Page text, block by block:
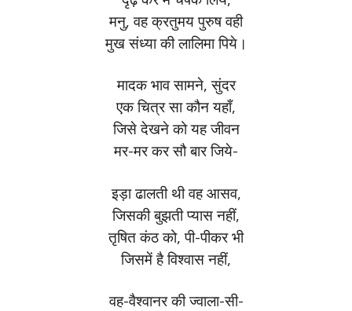
मनु, वह क्रतुमय पुरुष वही
मुख संध्या की लालिमा पिये।
मादक भाव सामने, सुंदर
एक चित्र सा कौन यहाँ,
जिसे देखने को यह जीवन
मर-मर कर सौ बार जिये-
इड़ा ढालती थी वह आसव,
जिसकी बुझती प्यास नहीं,
तृषित कंठ को, पी-पीकर भी
जिसमें है विश्वास नहीं,
वह-वैश्वानर की ज्वाला-सी-